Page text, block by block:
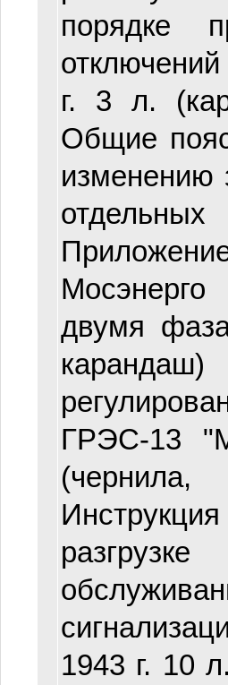
порядке
г. 3 л.
Общие
изменению
двумя
ГРЭС-13
1943 г. 10